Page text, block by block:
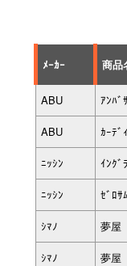
ﾒｰｶｰ 商品
ABU ｱﾝﾊﾞ
ABU ｶｰﾃﾞ
ﾆｯｼﾝ ｲﾝｸ
ﾆｯｼﾝ ｾﾞﾛ
ｼﾏﾉ 夢屋
ｼﾏﾉ 夢屋